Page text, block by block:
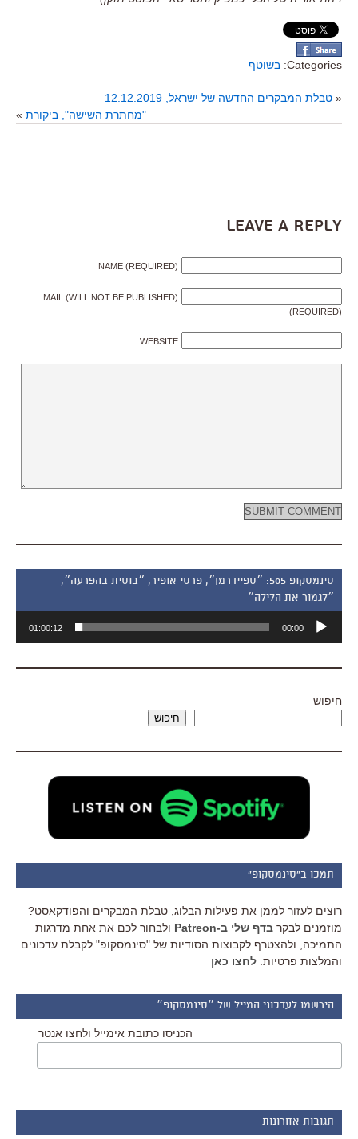
Categories: בשוטף
« טבלת המבקרים החדשה של ישראל, 12.12.2019
"מחתרת השישה", ביקורת »
Leave a Reply
NAME (REQUIRED)
MAIL (WILL NOT BE PUBLISHED)
(REQUIRED)
WEBSITE
סינמסקופ 505: ״ספיידרמן״, פרסי אופיר, ״בוסית בהפרעה״,
״לגמור את הלילה״
אודיו
00:00
01:00:12
חיפוש
חיפוש
תמכו ב"סינמסקופ"
רוצים לעזור לממן את פעילות הבלוג, טבלת המבקרים והפודקאסט?
מוזמנים לבקר בדף שלי ב-Patreon
ולבחור לכם את אחת מדרגות
התמיכה, ולהצטרף לקבוצות הסודיות של "סינמסקופ" לקבלת עדכונים
והמלצות פרטיות. לחצו כאן
הירשמו לעדכוני המייל של ״סינמסקופ״
הכניסו כתובת אימייל ולחצו אנטר
תגובות אחרונות